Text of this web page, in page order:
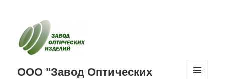
ООО "Завод Оптических